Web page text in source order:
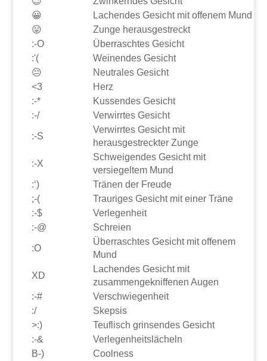
😀
Lachendes Gesicht mit offenem Mund
😛
Zunge herausgestreckt
:-O
Überraschtes Gesicht
:'(
Weinendes Gesicht
😐
Neutrales Gesicht
<3
Herz
:-*
Kussendes Gesicht
:-/
Verwirrtes Gesicht
:-S
Verwirrtes Gesicht mit
herausgestreckter Zunge
:-X
Schweigendes Gesicht mit
versiegeltem Mund
:‘)
Tränen der Freude
;-(
Trauriges Gesicht mit einer Träne
:-$
Verlegenheit
:-@
Schreien
:O
Überraschtes Gesicht mit offenem
Mund
XD
Lachendes Gesicht mit
zusammengekniffenen Augen
:-#
Verschwiegenheit
:/
Skepsis
>:)
Teuflisch grinsendes Gesicht
:-&
Verlegenheitslächeln
B-)
Coolness